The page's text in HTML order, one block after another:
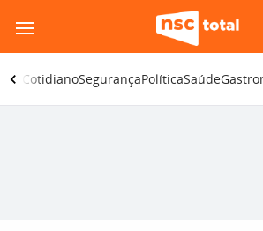
para
o
conteúdo
CotidianoSegurançaPolíticaSaúde